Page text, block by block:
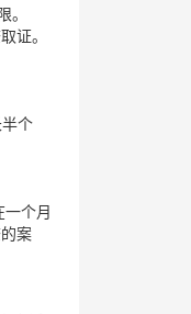
证。
个
个月
案